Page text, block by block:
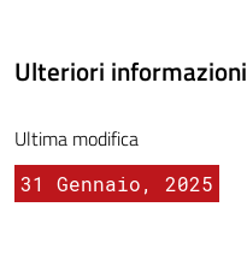
Ulteriori informazioni
Ultima modifica
31 Gennaio, 2025